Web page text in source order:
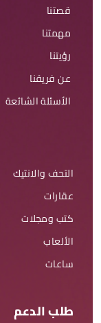
قصتنا
مهمتنا
رؤيتنا
عن فريقنا
الأسئلة الشائعة
التحف والانتيك
عقارات
كتب ومجلات
الألعاب
ساعات
طلب الدعم